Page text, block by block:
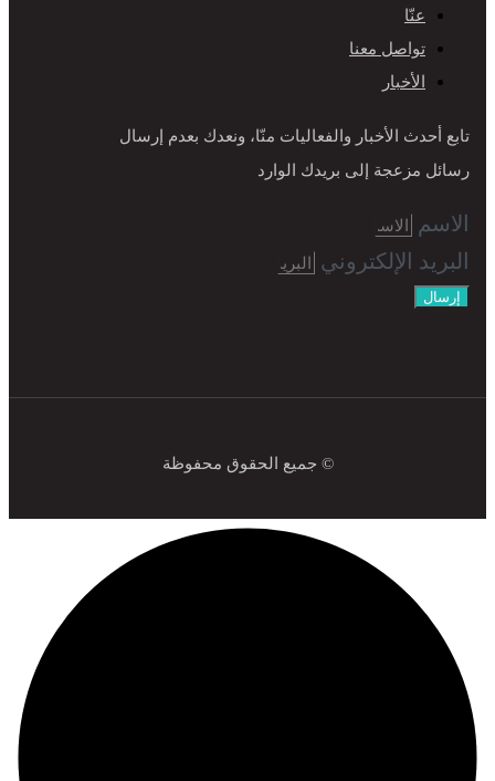
عنّا
تواصل معنا
الأخبار
تابع أحدث الأخبار والفعاليات منّا، ونعدك بعدم إرسال
رسائل مزعجة إلى بريدك الوارد
الاسم
البريد الإلكتروني
إرسال
© جميع الحقوق محفوظة